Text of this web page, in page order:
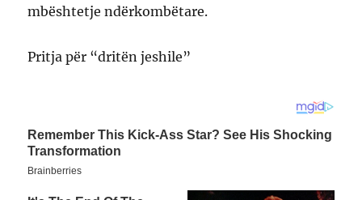
mbështetje ndërkombëtare.
Pritja për “dritën jeshile”